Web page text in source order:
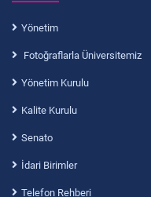
Yönetim
Fotoğraflarla Üniversitemiz
Yönetim Kurulu
Kalite Kurulu
Senato
İdari Birimler
Telefon Rehberi